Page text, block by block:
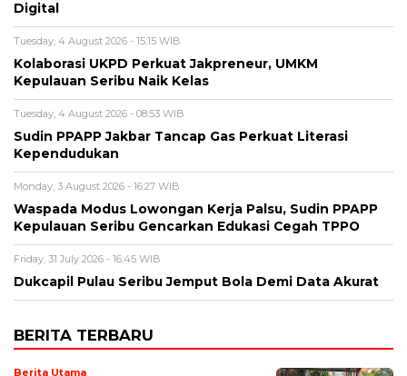
Digital
Tuesday, 4 August 2026 - 15:15 WIB
Kolaborasi UKPD Perkuat Jakpreneur, UMKM
Kepulauan Seribu Naik Kelas
Tuesday, 4 August 2026 - 08:53 WIB
Sudin PPAPP Jakbar Tancap Gas Perkuat Literasi
Kependudukan
Monday, 3 August 2026 - 16:27 WIB
Waspada Modus Lowongan Kerja Palsu, Sudin PPAPP
Kepulauan Seribu Gencarkan Edukasi Cegah TPPO
Friday, 31 July 2026 - 16:45 WIB
Dukcapil Pulau Seribu Jemput Bola Demi Data Akurat
BERITA TERBARU
Berita Utama